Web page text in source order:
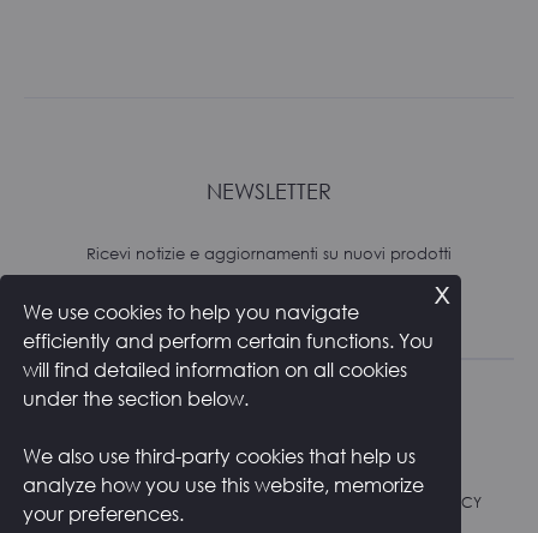
NEWSLETTER
Ricevi notizie e aggiornamenti su nuovi prodotti
Subscribe
COOKIE POLICY
We use cookies to help you navigate
efficiently and perform certain functions. You
will find detailed information on all cookies
under the section below.
We also use third-party cookies that help us
analyze how you use this website, memorize
your preferences.
x